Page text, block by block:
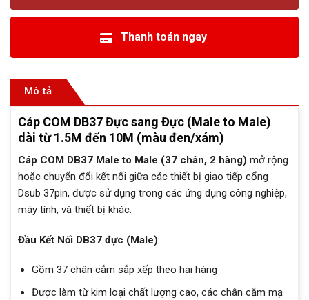
Thanh toán ngay
Mô tả
Cáp COM DB37 Đực sang Đực (Male to Male)
dài từ 1.5M đến 10M (màu đen/xám)
Cáp COM DB37 Male to Male (37 chân, 2 hàng) mở rộng
hoặc chuyển đổi kết nối giữa các thiết bị giao tiếp cổng
Dsub 37pin, được sử dụng trong các ứng dụng công nghiệp,
máy tính, và thiết bị khác.
Đầu Kết Nối DB37 đực (Male):
Gồm 37 chân cắm sắp xếp theo hai hàng
Được làm từ kim loại chất lượng cao, các chân cắm mạ